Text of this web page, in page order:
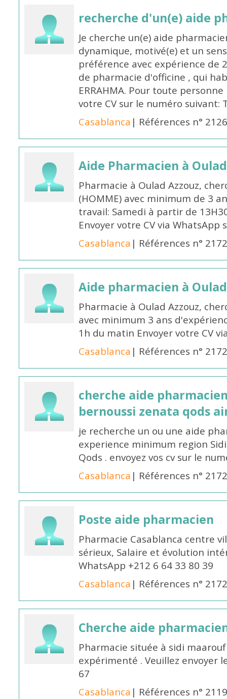
recherche d'un(e) aide
Je cherche un(e) aide
dynamique, motivé(e) et un
préférence avec expérience de
de pharmacie d'officine , qui
ERRAHMA. Pour toute
votre CV sur le numéro suivant:
Casablanca | Références n°
Aide Pharmacien à
Pharmacie à Oulad Azzouz,
(HOMME) avec minimum de 3
travail: Samedi à partir de
Envoyer votre CV via WhatsApp
Casablanca | Références n°
Aide pharmacien à
Pharmacie à Oulad Azzouz,
avec minimum 3 ans
1h du matin Envoyer votre CV
Casablanca | Références n°
cherche aide
bernoussi zenata qods
je recherche un ou une aide
experience minimum region
Qods . envoyez vos cv sur le
Casablanca | Références n°
Poste aide pharmacien
Pharmacie Casablanca centre
sérieux, Salaire et évolution
WhatsApp +212 6 64 33 80 39
Casablanca | Références n°
Cherche aide
Pharmacie située à sidi
expérimenté . Veuillez envoyer
67
Casablanca | Références n°